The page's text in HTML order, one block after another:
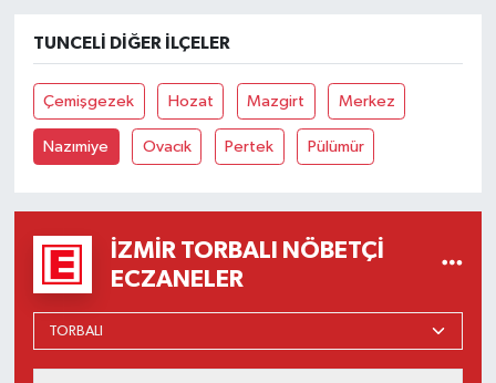
TUNCELI DIĞER İLÇELER
Çemişgezek Hozat Mazgirt Merkez
Nazımiye Ovacık Pertek Pülümür
İZMIR TORBALI NÖBETÇI
ECZANELER